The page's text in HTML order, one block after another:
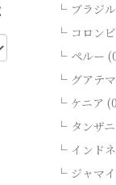
ブラジ
コロン
ペルー
グアテ
ケニア
タンザ
インド
ジャマ